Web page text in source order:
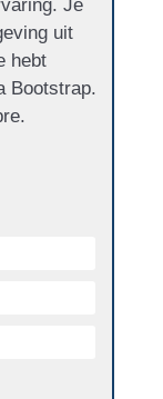
Je
uit
hebt
Bootstrap.